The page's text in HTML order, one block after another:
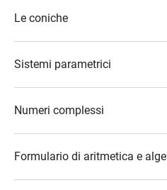
Le coniche
Sistemi parametrici
Numeri complessi
Formulario di aritmetica e